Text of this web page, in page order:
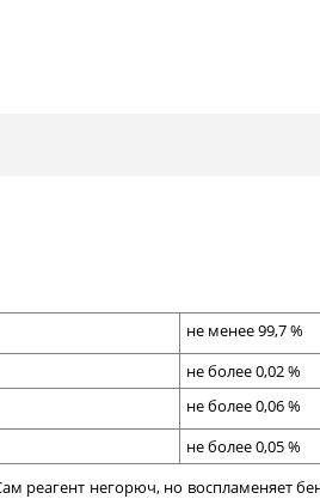
не менее99,7%
не более0,02%
не более 0,06%
не более0,05%
реагент негорюч, но воспламеняет